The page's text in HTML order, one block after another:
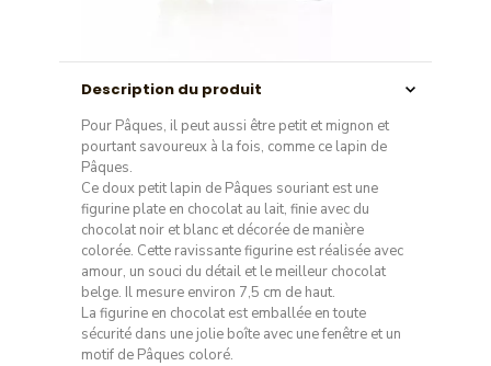
Description du produit
Pour Pâques, il peut aussi être petit et mignon et
pourtant savoureux à la fois, comme ce lapin de
Pâques.
Ce doux petit lapin de Pâques souriant est une
figurine plate en chocolat au lait, finie avec du
chocolat noir et blanc et décorée de manière
colorée. Cette ravissante figurine est réalisée avec
amour, un souci du détail et le meilleur chocolat
belge. Il mesure environ 7,5 cm de haut.
La figurine en chocolat est emballée en toute
sécurité dans une jolie boîte avec une fenêtre et un
motif de Pâques coloré.